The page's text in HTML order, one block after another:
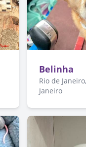
Belinha
Rio de
Janeiro